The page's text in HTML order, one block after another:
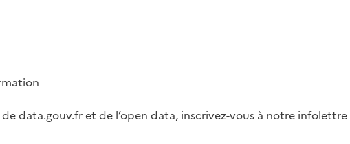
data.gouv.fr et de l’open data, inscrivez-vous à notre